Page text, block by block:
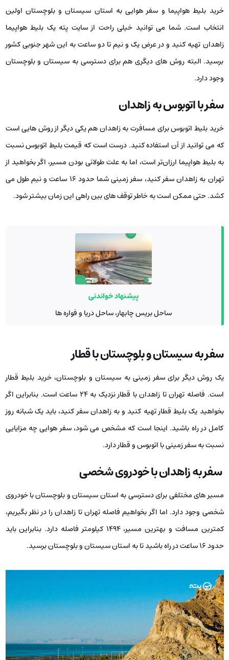
خرید بلیط هواپیما و سفر هوایی به استان سیستان و بلوچستان اولین
انتخاب است. شما می ‌توانید خیلی راحت از سایت پته یک بلیط هواپیما
زاهدان تهیه کنید و در عرض یک و نیم تا دو ساعت به این شهر جنوبی کشور
برسید. البته روش ‌های دیگری هم برای دسترسی به سیستان و بلوچستان
وجود دارد.
سفر با اتوبوس به زاهدان
خرید بلیط اتوبوس برای مسافرت به زاهدان هم یکی دیگر از روش ‌هایی است
که می‌ توانید از آن استفاده کنید. درست است که قیمت بلیط اتوبوس نسبت
به بلیط هواپیما ارزان‌تر است، اما به علت طولانی بودن مسیر، اگر بخواهید از
تهران به زاهدان سفر کنید، سفر زمینی شما حدود ۱۶ ساعت و نیم طول می
‌کشد. حتی ممکن است به خاطر توقف ‌های بین راهی این زمان بیشتر شود.
پیشنهاد خواندنی
ساحل بریس چابهار، ساحل دریا و فواره ها
سفر به سیستان و بلوچستان با قطار
یک روش دیگر برای سفر زمینی به سیستان و بلوچستان، خرید بلیط قطار
است. فاصله تهران تا زاهدان با قطار نزدیک به ۲۴ ساعت است. بنابراین اگر
بخواهید یک بلیط قطار تهیه کنید و به زاهدان سفر کنید، باید یک شبانه روز
کامل در راه باشید. اینجا است که مشخص می ‌شود، سفر هوایی چه مزایایی
نسبت به سفر زمینی با اتوبوس و قطار دارد.
سفر به زاهدان با خودروی شخصی
مسیر های مختلفی برای دسترسی به استان سیستان و بلوچستان با خودروی
شخصی وجود دارد. اما اگر بخواهیم فاصله تهران تا زاهدان را در نظر بگیریم،
کمترین مسافت و بهترین مسیر، ۱۴۹۴ کیلومتر فاصله دارد. بنابراین باید
حدود ۱۶ ساعت در راه باشید تا به استان سیستان و بلوچستان برسید.